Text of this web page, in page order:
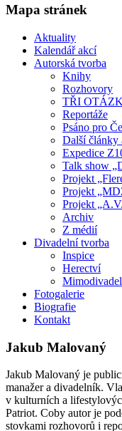
Mapa stránek
Aktuality
Kalendář akcí
Autorská tvorba
Knihy
Rozhovory
TŘI
Reportáže
Psáno pro
Další články
Expedice
Talk show
Projekt
Projekt
Projekt
Archiv
Z médií
Divadelní tvorba
Inspice
Herectví
Fotogalerie
Biografie
Kontakt
Jakub Malovaný
Jakub Malovaný je
manažer a divadelník.
v kulturních a
Patriot. Coby autor je
stovkami rozhovorů i